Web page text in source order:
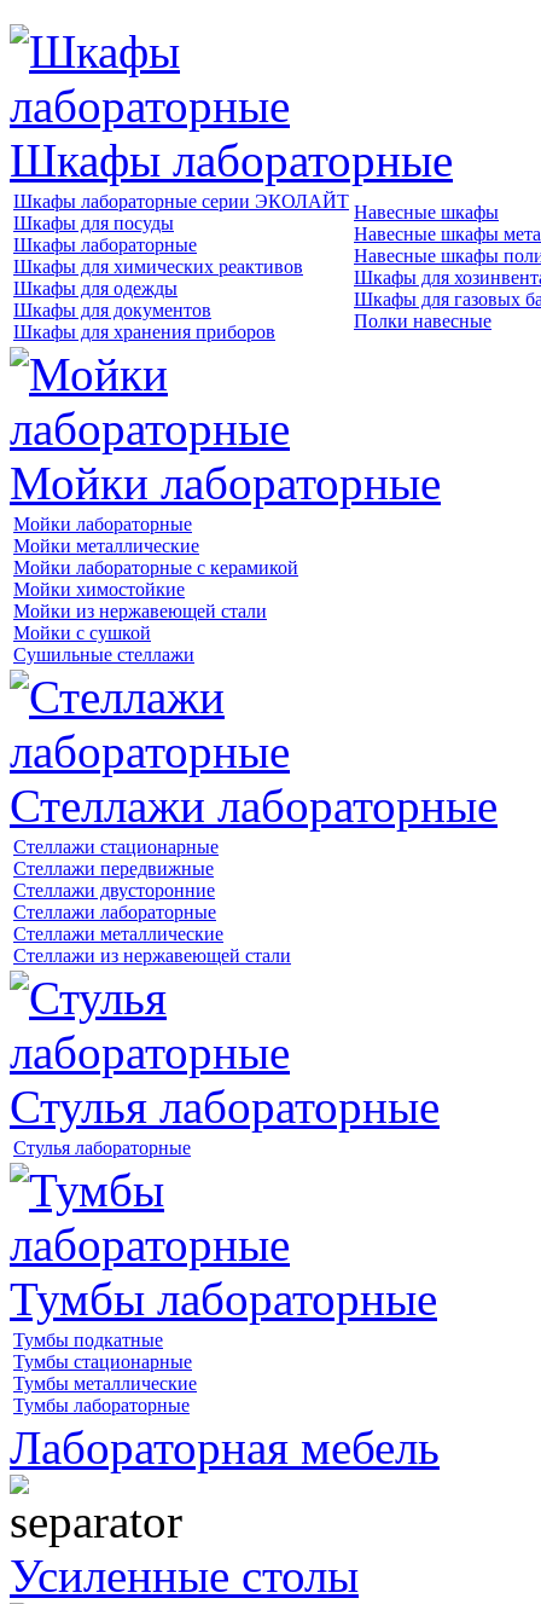
Шкафы лабораторные
Шкафы лабораторные серии ЭКОЛАЙТ
Шкафы для посуды
Шкафы лабораторные
Шкафы для химических реактивов
Шкафы для одежды
Шкафы для документов
Шкафы для хранения приборов
Навесные шкафы
Навесные шкафы
Навесные шкафы
Шкафы для
Шкафы для газовых
Полки навесные
Мойки лабораторные
Мойки лабораторные
Мойки металлические
Мойки лабораторные с керамикой
Мойки химостойкие
Мойки из нержавеющей стали
Мойки с сушкой
Сушильные стеллажи
Стеллажи лабораторные
Стеллажи стационарные
Стеллажи передвижные
Стеллажи двусторонние
Стеллажи лабораторные
Стеллажи металлические
Стеллажи из нержавеющей стали
Стулья лабораторные
Стулья лабораторные
Тумбы лабораторные
Тумбы подкатные
Тумбы стационарные
Тумбы металлические
Тумбы лабораторные
Лабораторная мебель
Усиленные столы